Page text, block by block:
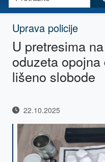
Uprava policije
U pretresima
oduzeta
lišeno slobode
22.10.2025